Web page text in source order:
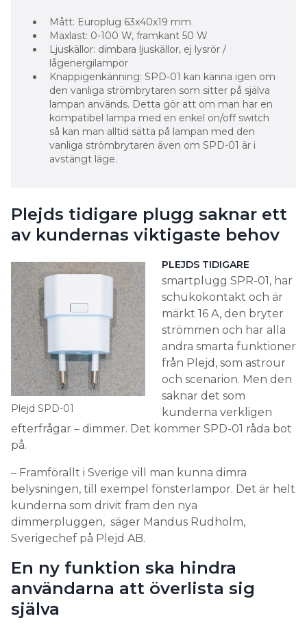
Knappigenkänning: SPD-01 kan känna igen om
den vanliga strömbrytaren som sitter på själva
lampan används. Detta gör att om man har en
kompatibel lampa med en enkel on/off switch
så kan man alltid sätta på lampan med den
vanliga strömbrytaren även om SPD-01 är i
avstängt läge.
Plejds tidigare plugg saknar ett
Plejd SPD-01
PLEJDS TIDIGARE
smartplugg SPR-01, har
schukokontakt och är
strömmen och har alla
andra smarta funktioner
från Plejd, som astrour
och scenarion. Men den
saknar det som
kunderna verkligen
efterfrågar – dimmer. Det kommer SPD-01 råda bot
på.
– Framförallt i Sverige vill man kunna dimra
belysningen, till exempel fönsterlampor. Det är helt
kunderna som drivit fram den nya
Sverigechef på Plejd AB.
En ny funktion ska hindra
användarna att överlista sig
själva
Utöver dimmer har den
nya pluggen en enkel
men ack så viktig